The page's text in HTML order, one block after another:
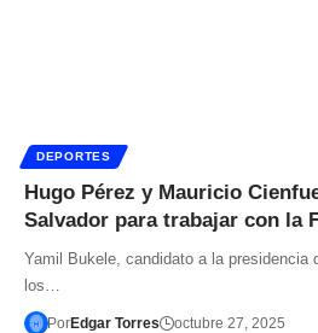
DEPORTES
Hugo Pérez y Mauricio
Salvador para trabajar con la
Yamil Bukele, candidato a la presidencia
los…
PorEdgar Torres octubre 27, 2025